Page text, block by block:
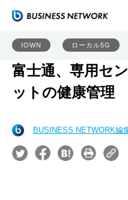
IOWN ローカル5G
富士通、専用セ
ットの健康管理
BUSINESS NETWORK編